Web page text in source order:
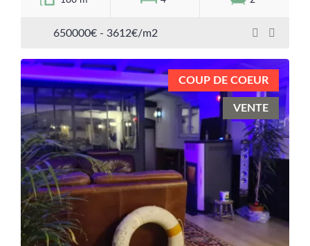
650000€ - 3612€/m2
COUP DE COEUR
VENTE